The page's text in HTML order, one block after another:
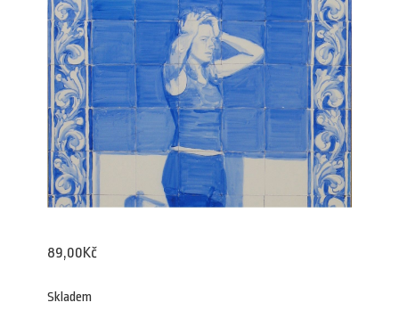
89,00Kč
Skladem